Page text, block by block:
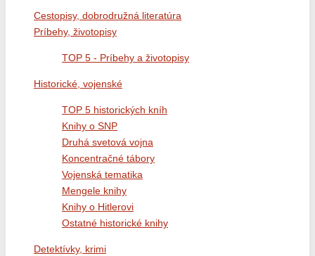
Cestopisy, dobrodružná literatúra
Príbehy, životopisy
TOP 5 - Príbehy a životopisy
Historické, vojenské
TOP 5 historických kníh
Knihy o SNP
Druhá svetová vojna
Koncentračné tábory
Vojenská tematika
Mengele knihy
Knihy o Hitlerovi
Ostatné historické knihy
Detektívky, krimi